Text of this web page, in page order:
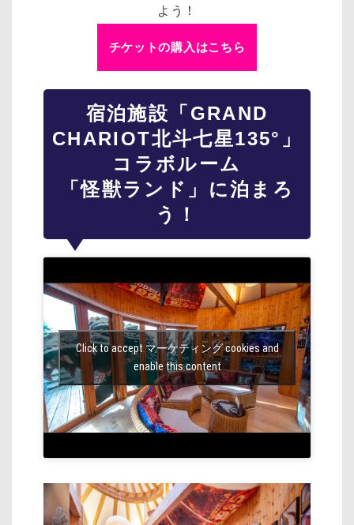
よう！
チケットの購入はこちら
宿泊施設「GRAND
CHARIOT北斗七星135°」
コラボルーム
「怪獣ランド」に泊まろ
う！
Click to accept マーケティング cookies and
enable this content